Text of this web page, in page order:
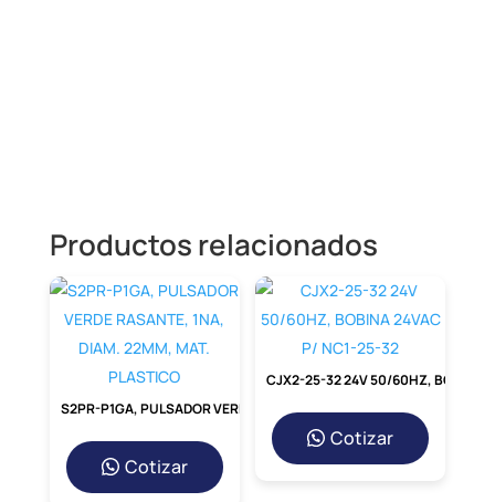
Productos relacionados
Cotizar
Cotizar